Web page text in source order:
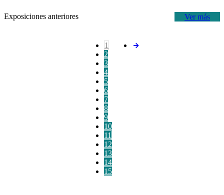
Ver más
Exposiciones anteriores
1
2
3
4
5
6
7
8
9
10
11
12
13
14
15